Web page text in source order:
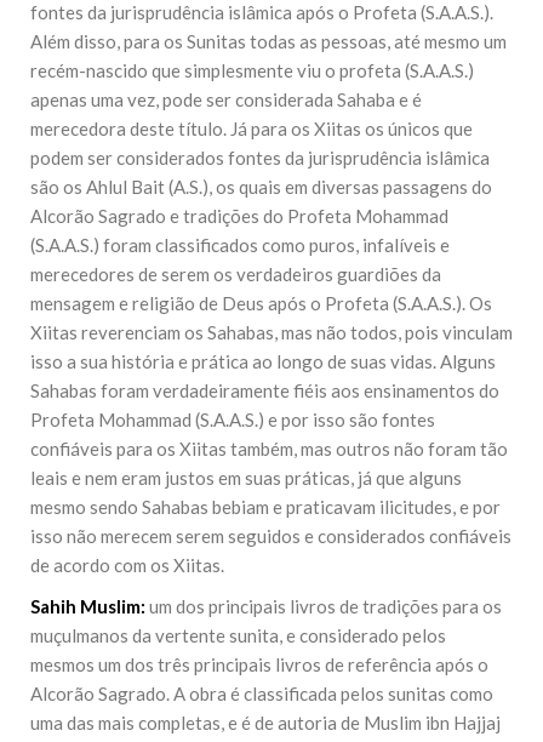
fontes da jurisprudência islâmica após o Profeta (S.A.A.S.).
Além disso, para os Sunitas todas as pessoas, até mesmo um
recém-nascido que simplesmente viu o profeta (S.A.A.S.)
apenas uma vez, pode ser considerada Sahaba e é
merecedora deste título. Já para os Xiitas os únicos que
podem ser considerados fontes da jurisprudência islâmica
são os Ahlul Bait (A.S.), os quais em diversas passagens do
Alcorão Sagrado e tradições do Profeta Mohammad
(S.A.A.S.) foram classificados como puros, infalíveis e
merecedores de serem os verdadeiros guardiões da
mensagem e religião de Deus após o Profeta (S.A.A.S.). Os
Xiitas reverenciam os Sahabas, mas não todos, pois vinculam
isso a sua história e prática ao longo de suas vidas. Alguns
Sahabas foram verdadeiramente fiéis aos ensinamentos do
Profeta Mohammad (S.A.A.S.) e por isso são fontes
confiáveis para os Xiitas também, mas outros não foram tão
leais e nem eram justos em suas práticas, já que alguns
mesmo sendo Sahabas bebiam e praticavam ilicitudes, e por
isso não merecem serem seguidos e considerados confiáveis
de acordo com os Xiitas.
Sahih Muslim: um dos principais livros de tradições para os
muçulmanos da vertente sunita, e considerado pelos
mesmos um dos três principais livros de referência após o
Alcorão Sagrado. A obra é classificada pelos sunitas como
uma das mais completas, e é de autoria de Muslim ibn Hajjaj